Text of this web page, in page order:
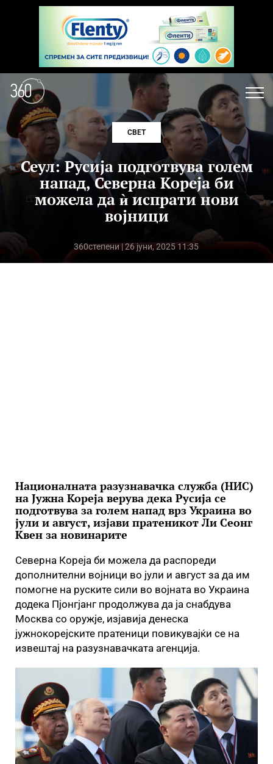
СВЕТ
Сеул: Русија подготвува голем
напад, Северна Кореја би
можела да ѝ испрати нови
војници
360степени | 26 јуни, 2025 11:35
Националната разузнавачка служба (НИС)
на Јужна Кореја верува дека Русија се
подготвува за голем напад врз Украина во
јули и август, изјави пратеникот Ли Сеонг
Квен за новинарите
Северна Кореја би можела да распореди
дополнителни војници во јули и август за да им
помогне на руските сили во војната во Украина
додека Пјонгјанг продолжува да ја снабдува
Москва со оружје, изјавија денеска
јужнокорејските пратеници повикувајќи се на
извештај на разузнавачката агенција.